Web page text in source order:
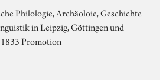
Philologie, Archäoloie, Geschichte
in Leipzig, Göttingen und
Promotion